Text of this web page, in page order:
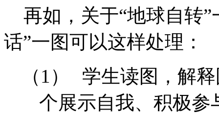
再如，关于“地球自转
话”一图可以这样处理：
（1）
学生读图，解
个展示自我、积极参